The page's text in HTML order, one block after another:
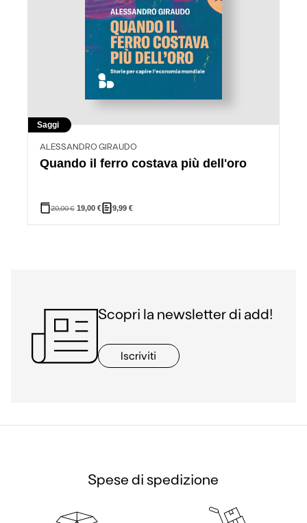
Saggi
ALESSANDRO GIRAUDO
Quando il ferro costava più dell'oro
20,00€ 19,00 € 9,99 €
Scopri la newsletter di add!
Iscriviti
Spese di spedizione